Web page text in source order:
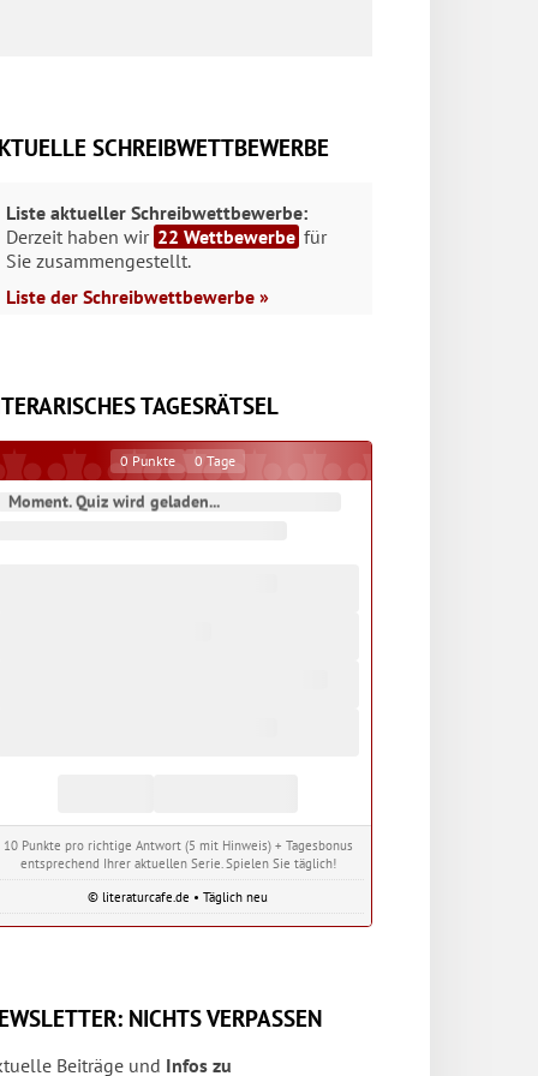
SCHREIBWETTBEWERBE
Liste aktueller Schreibwettbewerbe:
Derzeit haben wir 22 Wettbewerbe für
Sie zusammengestellt.
Liste der Schreibwettbewerbe »
TAGESRÄTSEL
0 Punkte 0 Tage
Moment. Quiz wird geladen...
10 Punkte pro richtige Antwort (5 mit Hinweis) + Tagesbonus
entsprechend Ihrer aktuellen Serie. Spielen Sie täglich!
© literaturcafe.de • Täglich neu
NICHTS VERPASSEN
Beiträge und Infos zu